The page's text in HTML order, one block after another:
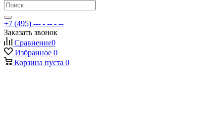
+7 (495) --- - -- - --
Заказать звонок
Сравнение0
Избранное 0
Корзина пуста 0